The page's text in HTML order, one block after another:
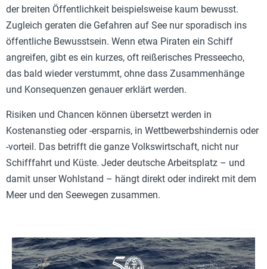
der breiten Öffentlichkeit beispielsweise kaum bewusst.
Zugleich geraten die Gefahren auf See nur sporadisch ins
öffentliche Bewusstsein. Wenn etwa Piraten ein Schiff
angreifen, gibt es ein kurzes, oft reißerisches Presseecho,
das bald wieder verstummt, ohne dass Zusammenhänge
und Konsequenzen genauer erklärt werden.
Risiken und Chancen können übersetzt werden in
Kostenanstieg oder -ersparnis, in Wettbewerbshindernis oder
-vorteil. Das betrifft die ganze Volkswirtschaft, nicht nur
Schifffahrt und Küste. Jeder deutsche Arbeitsplatz – und
damit unser Wohlstand – hängt direkt oder indirekt mit dem
Meer und den Seewegen zusammen.
Video-
Player